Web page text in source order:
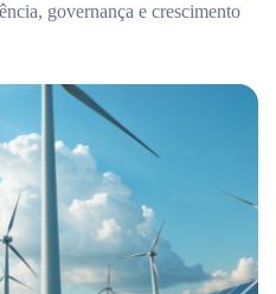
governança e crescimento